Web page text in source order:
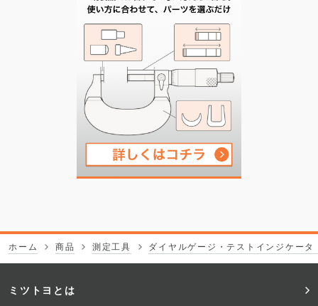
ホーム 商品 測定工具 ダイヤルゲージ・テストインジケー
フ
ミツトヨとは